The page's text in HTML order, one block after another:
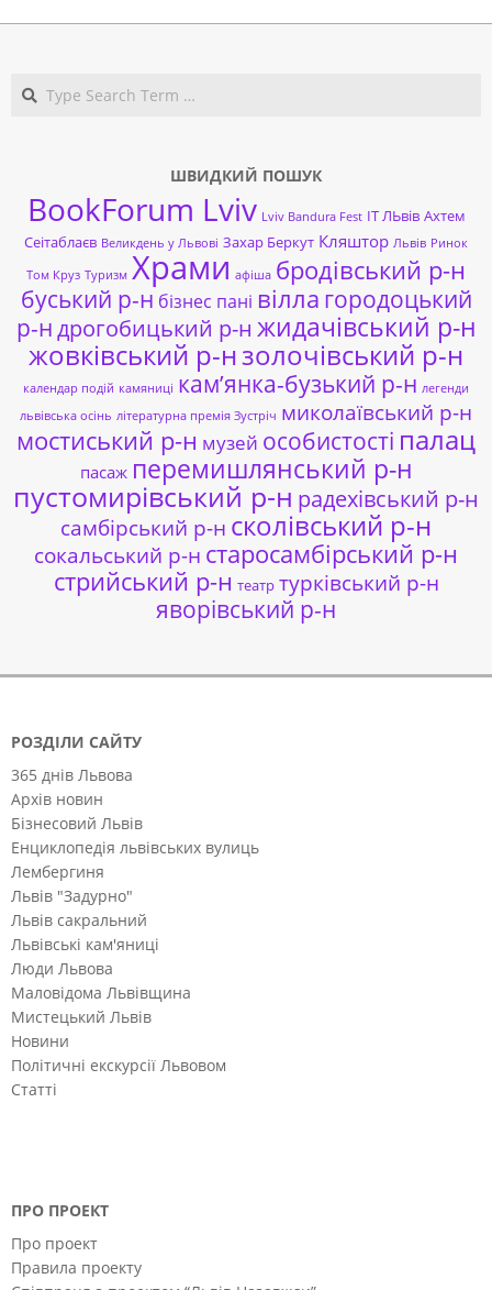
ШВИДКИЙ ПОШУК
BookForum Lviv Lviv Bandura Fest ІТ ЛЬвів Ахтем
Сеітаблаєв Великдень у Львові Захар Беркут Кляштор Львів Ринок
Том Круз Туризм Храми афіша бродівський р-н
буський р-н бізнес пані вілла городоцький
р-ндрогобицький р-н жидачівський р-н
жовківський р-нзолочівський р-н
календар подій камяниці кам’янка-бузький р-н легенди
львівська осінь літературна премія Зустріч миколаївський р-н
мостиський р-н музей особистості палац
пасаж перемишлянський р-н
пустомирівський р-н радехівський р-н
самбірський р-н сколівський р-н
сокальський р-н старосамбірський р-н
стрийський р-н театр турківський р-н
яворівський р-н
РОЗДІЛИ САЙТУ
365 днів Львова
Архів новин
Бізнесовий Львів
Енциклопедія львівських вулиць
Лембергиня
Львів "Задурно"
Львів сакральний
Львівські кам'яниці
Люди Львова
Маловідома Львівщина
Мистецький Львів
Новини
Політичні екскурсії Львовом
Статті
ПРО ПРОЕКТ
Про проект
Правила проекту